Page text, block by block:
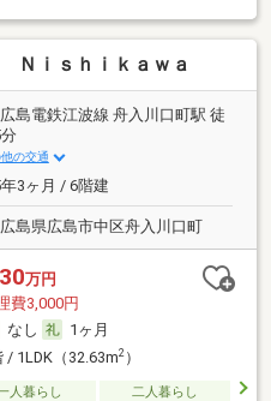
Ｎｉｓｈｉｋａｗａ
広島電鉄江波線 舟入川口町駅 徒
の交通
3ヶ月 / 6階建
広島県広島市中区舟入川口町
万円
費3,000円
なし
1ヶ月
/ 1LDK（32.63m2）
人暮らし
二人暮らし